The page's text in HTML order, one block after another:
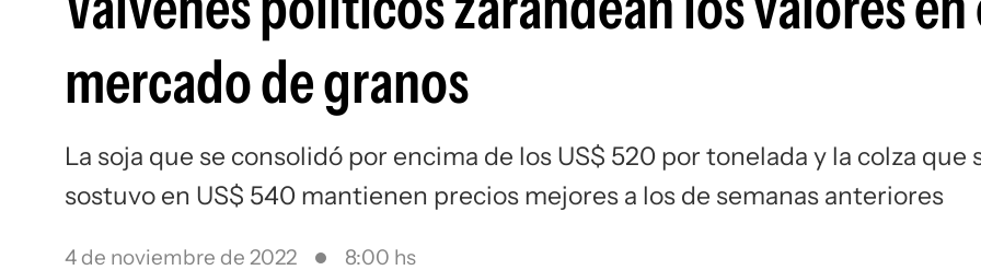
mercado de granos
La soja que se consolidó por encima de los US$ 520 por tonelada y la colza que
sostuvo en US$ 540 mantienen precios mejores a los de semanas anteriores
4 de noviembre de 2022 8:00 hs